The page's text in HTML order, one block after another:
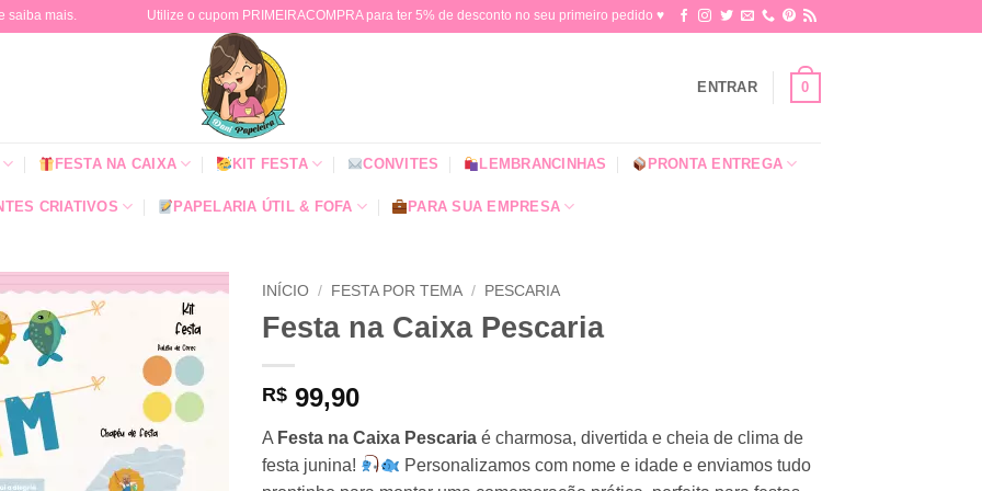
saiba mais. Utilize o cupom PRIMEIRACOMPRA para ter 5% de desconto no seu primeiro pedido ♥​
ENTRAR 0
FESTA NA CAIXA KIT FESTA CONVITES LEMBRANCINHAS PRONTA ENTREGA
CRIATIVOS PAPELARIA ÚTIL & FOFA PARA SUA EMPRESA
INÍCIO / FESTA POR TEMA / PESCARIA
Festa na Caixa Pescaria
R$ 99,90
A Festa na Caixa Pescaria é charmosa, divertida e cheia de clima de
festa junina!
Personalizamos com nome e idade e enviamos tudo